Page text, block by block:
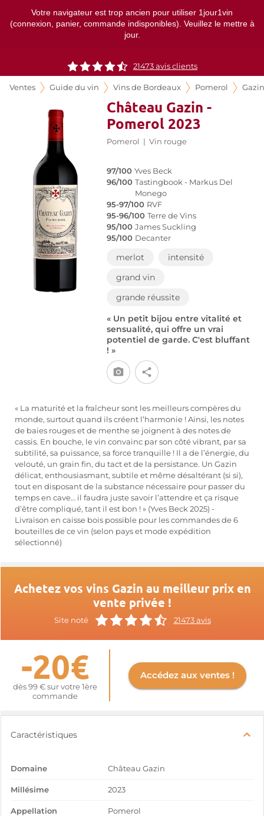
Votre navigateur est trop ancien pour utiliser 1jour1vin
(connexion, panier, commande indisponibles). Veuillez le mettre à
jour.
21473 avis clients
Ventes Guide du vin Vins de Bordeaux Pomerol Gazin
Château Gazin -
Pomerol 2023
Pomerol | Vin rouge
97/100 Yves Beck
96/100 Tastingbook - Markus Del
Monego
95-97/100 RVF
95-96/100 Terre de Vins
95/100 James Suckling
95/100 Decanter
merlot
intensité
grand vin
grande réussite
« Un petit bijou entre vitalité et
sensualité, qui offre un vrai
potentiel de garde. C'est bluffant
! »
« La maturité et la fraîcheur sont les meilleurs compères du
monde, surtout quand ils créent l’harmonie ! Ainsi, les notes
de baies rouges et de menthe se joignent à des notes de
cassis. En bouche, le vin convainc par son côté vibrant, par sa
subtilité, sa puissance, sa force tranquille ! Il a de l’énergie, du
velouté, un grain fin, du tact et de la persistance. Un Gazin
délicat, enthousiasmant, subtile et même désaltérant (si si),
tout en disposant de la substance nécessaire pour passer du
temps en cave… il faudra juste savoir l’attendre et ça risque
d’être compliqué, tant il est bon ! » (Yves Beck 2025) -
Livraison en caisse bois possible pour les commandes de 6
bouteilles de ce vin (selon pays et mode expédition
sélectionné)
Achetez vos vins Gazin au meilleur prix en
vente privée !
Site noté 21473 avis
-20€
dès 99 € sur votre 1ère
commande
Accédez aux ventes !
Caractéristiques
Domaine Château Gazin
Millésime 2023
Appellation Pomerol